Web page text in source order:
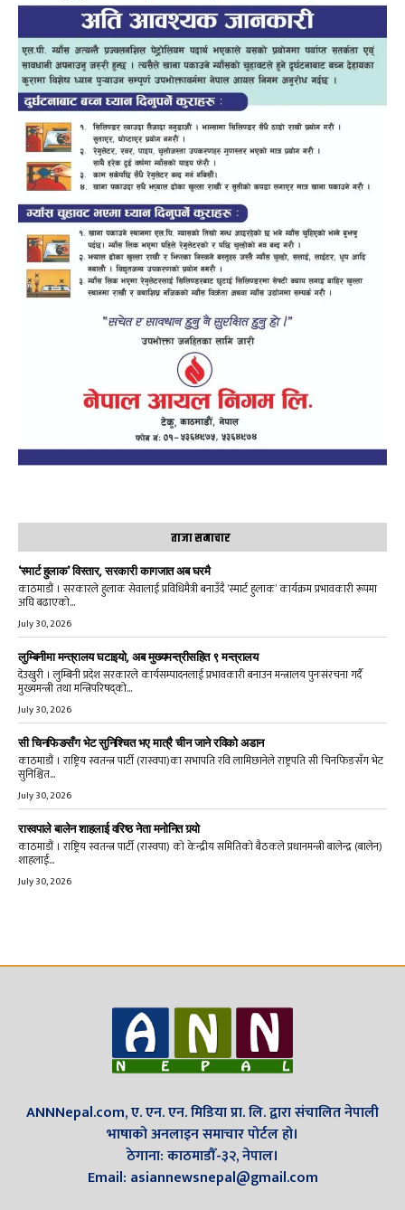
ताजा समाचार
‘स्मार्ट हुलाक’ विस्तार, सरकारी कागजात अब घरमै
काठमाडौं । सरकारले हुलाक सेवालाई प्रविधिमैत्री बनाउँदै ‘स्मार्ट हुलाक’ कार्यक्रम प्रभावकारी रूपमा
अघि बढाएको...
July 30, 2026
लुम्बिनीमा मन्त्रालय घटाइयो, अब मुख्यमन्त्रीसहित ९ मन्त्रालय
देउखुरी । लुम्बिनी प्रदेश सरकारले कार्यसम्पादनलाई प्रभावकारी बनाउन मन्त्रालय पुनःसंरचना गर्दै
मुख्यमन्त्री तथा मन्त्रिपरिषद्को...
July 30, 2026
सी चिनफिङसँग भेट सुनिश्चित भए मात्रै चीन जाने रविको अडान
काठमाडौं । राष्ट्रिय स्वतन्त्र पार्टी (रास्वपा)का सभापति रवि लामिछानेले राष्ट्रपति सी चिनफिङसँग भेट
सुनिश्चित...
July 30, 2026
रास्वपाले बालेन शाहलाई वरिष्ठ नेता मनोनित गर्‍यो
काठमाडौं । राष्ट्रिय स्वतन्त्र पार्टी (रास्वपा) को केन्द्रीय समितिको बैठकले प्रधानमन्त्री बालेन्द्र (बालेन)
शाहलाई...
July 30, 2026
ANNNepal.com, ए. एन. एन. मिडिया प्रा. लि. द्वारा संचालित नेपाली
भाषाको अनलाइन समाचार पोर्टल हो।
ठेगाना: काठमाडौँ-३२, नेपाल।
Email: asiannewsnepal@gmail.com